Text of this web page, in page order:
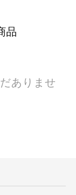
品
ありませ